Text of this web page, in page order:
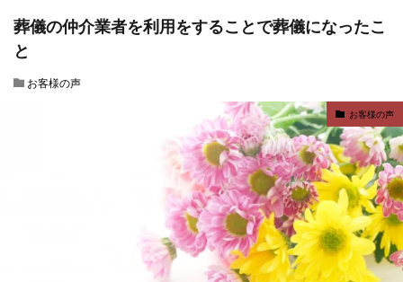
葬儀の仲介業者を利用をすることで葬儀になったこ
と
お客様の声
お客様の声